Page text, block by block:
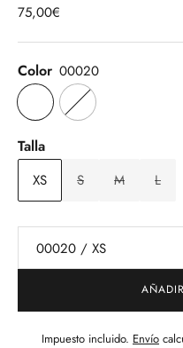
75,00€
Color 00020
Talla
XS S M L
Impuesto incluido. Envío